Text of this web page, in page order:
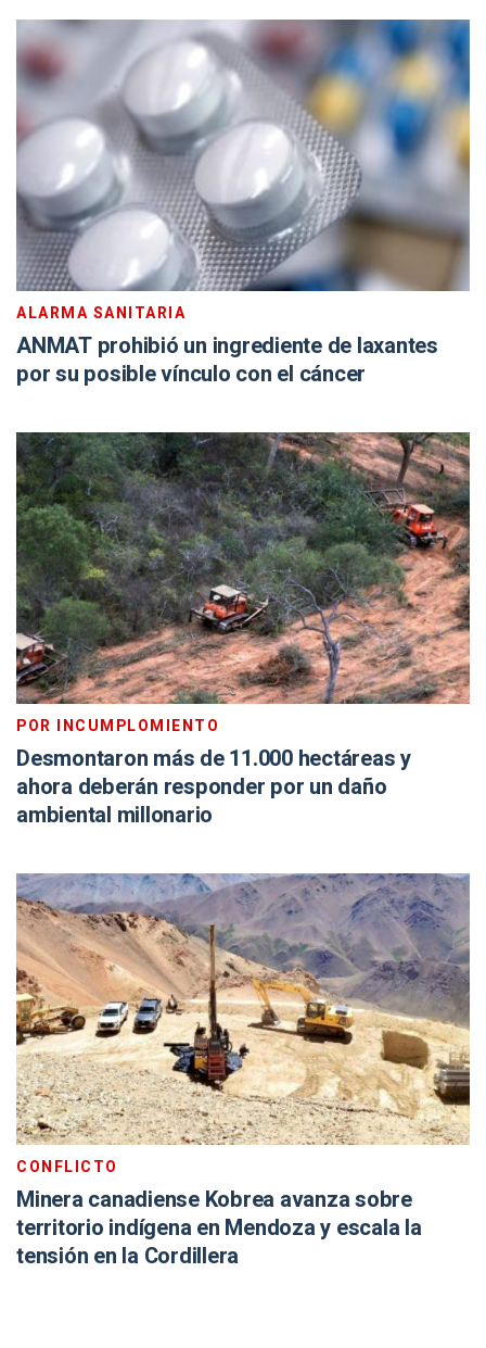
ALARMA SANITARIA
ANMAT prohibió un ingrediente de laxantes
por su posible vínculo con el cáncer
POR INCUMPLOMIENTO
Desmontaron más de 11.000 hectáreas y
ahora deberán responder por un daño
ambiental millonario
CONFLICTO
Minera canadiense Kobrea avanza sobre
territorio indígena en Mendoza y escala la
tensión en la Cordillera